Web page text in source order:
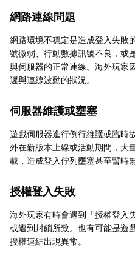
網路連線問題
網路環境不穩定是造成登入失敗
號微弱、行動數據訊號不良，或
與伺服器的正常連線。海外玩家
遲與連線波動的狀況。
伺服器維護或壅塞
遊戲伺服器進行例行維護或臨時
外在新版本上線或活動期間，大
載，造成登入佇列壅塞甚至暫時
授權登入失敗
海外玩家有時會遇到「授權登入
或遭到封鎖所致。也有可能是遊
授權連結出現異常。